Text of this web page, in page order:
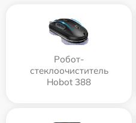
Робот-
стеклоочиститель
Hobot 388